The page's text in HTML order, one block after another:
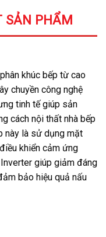
SẢN PHẨM
khúc bếp từ cao
chuyền công nghệ
tinh tế giúp sản
cách nội thất nhà bếp
này là sử dụng mặt
khiển cảm ứng
giúp giảm đáng
bảo hiệu quả nấu